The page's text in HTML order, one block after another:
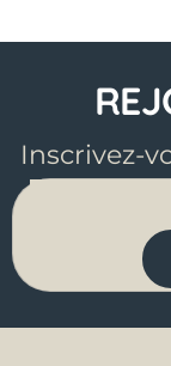
Inscrivez-